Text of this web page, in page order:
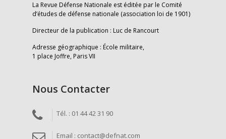
La Revue Défense Nationale est éditée par le Comité
d’études de défense nationale (association loi de 1901)
Directeur de la publication : Luc de Rancourt
Adresse géographique : École militaire,
1 place Joffre, Paris VII
Nous Contacter
Tél. : 01 44 42 31 90
Email : contact@defnat.com